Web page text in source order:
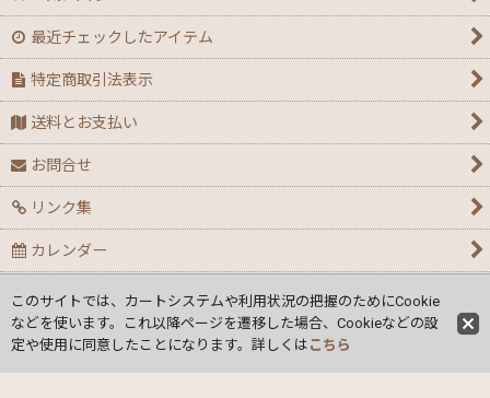
最近チェックしたアイテム
特定商取引法表示
送料とお支払い
お問合せ
リンク集
カレンダー
個人情報の取り扱い
ご利用ガイド
このサイトでは、カートシステムや利用状況の把握のためにCookie
などを使います。これ以降ページを遷移した場合、Cookieなどの設
定や使用に同意したことになります。詳しくは こちら